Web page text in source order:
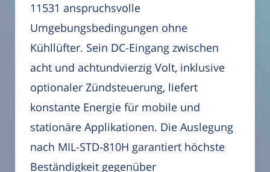
11531 anspruchsvolle
Umgebungsbedingungen ohne
Kühllüfter. Sein DC-Eingang zwischen
acht und achtundvierzig Volt, inklusive
optionaler Zündsteuerung, liefert
konstante Energie für mobile und
stationäre Applikationen. Die Auslegung
nach MIL-STD-810H garantiert höchste
Beständigkeit gegenüber